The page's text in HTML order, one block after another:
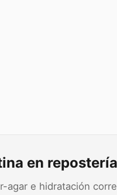
en repostería
agar e hidratación